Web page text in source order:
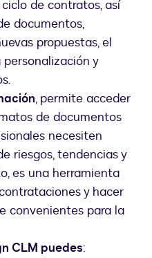
de contratos, así
documentos,
propuestas, el
y
, permite acceder
de documentos
necesiten
riesgos, tendencias y
es una herramienta
y hacer
convenientes para la
CLM puedes: